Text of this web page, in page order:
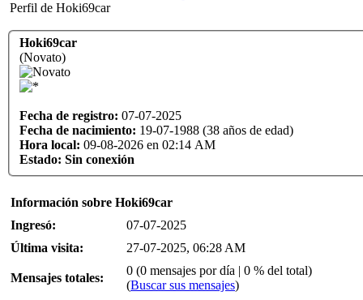
Perfil de Hoki69car
Hoki69car
(Novato)
Fecha de registro: 07-07-2025
Fecha de nacimiento: 19-07-1988 (38 años de edad)
Hora local: 09-08-2026 en 02:14 AM
Estado: Sin conexión
Información sobre Hoki69car
Ingresó:
07-07-2025
Última visita:
27-07-2025, 06:28 AM
Mensajes totales:
0 (0 mensajes por día | 0 % del total)
(Buscar sus mensajes)